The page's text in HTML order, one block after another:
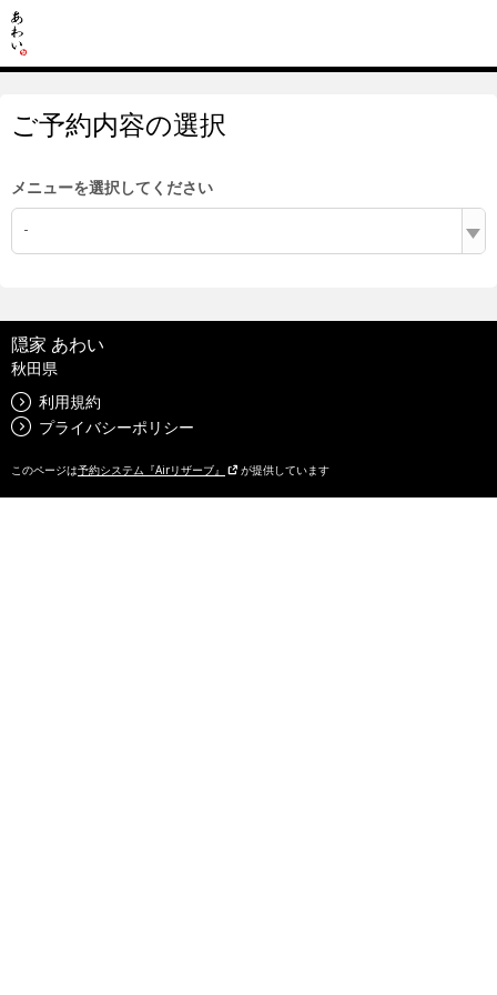
ご予約内容の選択
メニューを選択してください
-
隠家 あわい
秋田県
利用規約
プライバシーポリシー
このページは予約システム『Airリザーブ』 が提供しています